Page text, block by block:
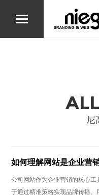
尼
如何理解网站是企业营
公司网站作为企业营销的核心
于通过精准策略实现品牌传播